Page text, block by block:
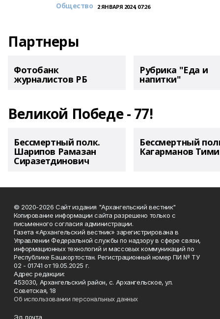
Общество 2 ЯНВАРЯ 2024, 07:26
Партнеры
Фотобанк
журналистов РБ
Рубрика "Еда и
напитки"
Великой Победе - 77!
Бессмертный полк.
Шарипов Рамазан
Сиразетдинович
Бессмертный
Кагарманов
© 2020-2026 Сайт издания "Архангельский вестник"
Копирование информации сайта разрешено только с
письменного согласия администрации.
Газета «Архангельский вестник» зарегистрирована в
Управлении Федеральной службы по надзору в сфере связи,
информационных технологий и массовых коммуникаций по
Республике Башкортостан. Регистрационный номер ПИ № ТУ
02 - 01741 от 19.05.2025 г.
Адрес редакции:
453030, Архангельский район, с. Архангельское, ул.
Советская, 18
Об использовании персональных данных
Эл. почта